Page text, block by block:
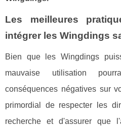
Les meilleures
intégrer les Wingdings
Bien que les Wingdings
mauvaise utilisation
conséquences négatives sur
primordial de respecter les
recherche et d'assurer que